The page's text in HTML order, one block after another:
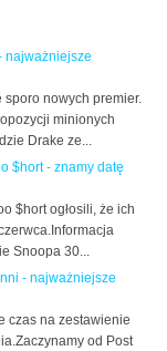
najważniejsze
sporo nowych premier.
minionych
Drake ze...
$hort - znamy datę
$hort ogłosili, że ich
Snoopa 30...
- najważniejsze
czas na zestawienie
od Post